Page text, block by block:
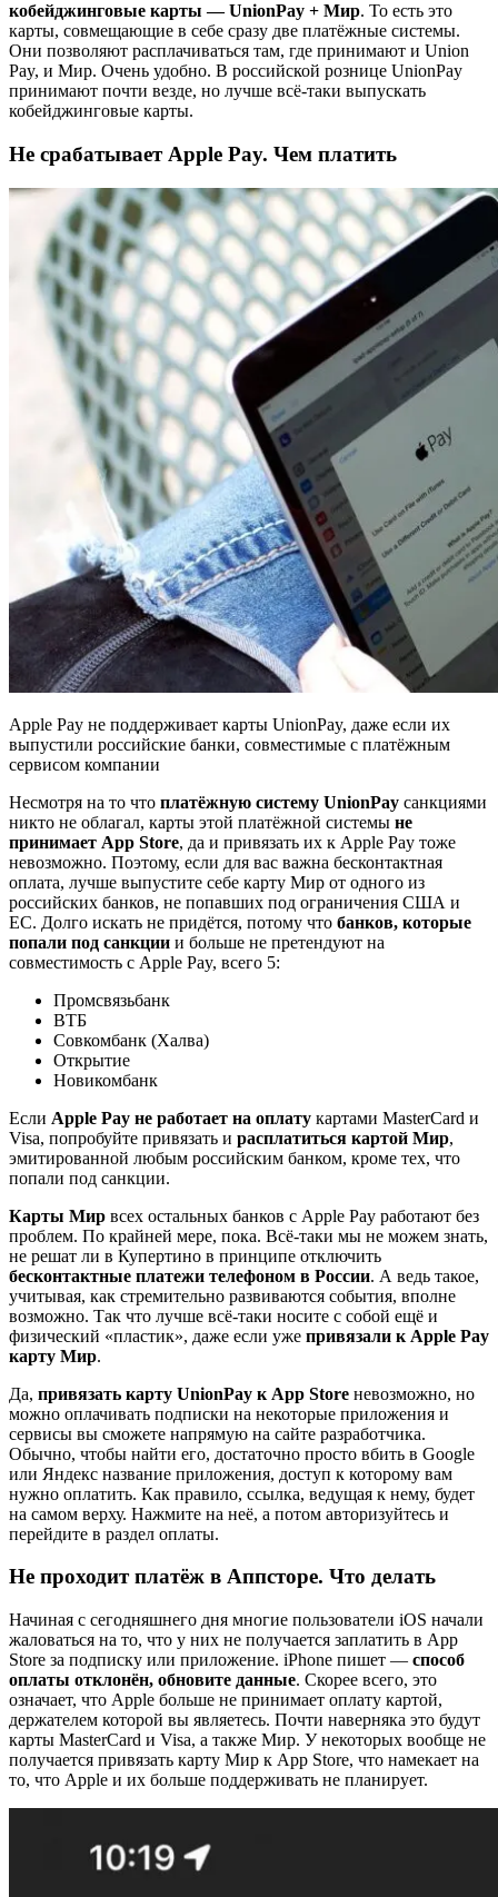
кобейджинговые карты — UnionPay + Мир. То есть это
карты, совмещающие в себе сразу две платёжные системы.
Они позволяют расплачиваться там, где принимают и Union
Pay, и Мир. Очень удобно. В российской рознице UnionPay
принимают почти везде, но лучше всё-таки выпускать
кобейджинговые карты.
Не срабатывает Apple Pay. Чем платить
Apple Pay не поддерживает карты UnionPay, даже если их
выпустили российские банки, совместимые с платёжным
сервисом компании
Несмотря на то что платёжную систему UnionPay санкциями
никто не облагал, карты этой платёжной системы не
принимает App Store, да и привязать их к Apple Pay тоже
невозможно. Поэтому, если для вас важна бесконтактная
оплата, лучше выпустите себе карту Мир от одного из
российских банков, не попавших под ограничения США и
ЕС. Долго искать не придётся, потому что банков, которые
попали под санкции и больше не претендуют на
совместимость с Apple Pay, всего 5:
Промсвязьбанк
ВТБ
Совкомбанк (Халва)
Открытие
Новикомбанк
Если Apple Pay не работает на оплату картами MasterCard и
Visa, попробуйте привязать и расплатиться картой Мир,
эмитированной любым российским банком, кроме тех, что
попали под санкции.
Карты Мир всех остальных банков с Apple Pay работают без
проблем. По крайней мере, пока. Всё-таки мы не можем знать,
не решат ли в Купертино в принципе отключить
бесконтактные платежи телефоном в России. А ведь такое,
учитывая, как стремительно развиваются события, вполне
возможно. Так что лучше всё-таки носите с собой ещё и
физический «пластик», даже если уже привязали к Apple Pay
карту Мир.
Да, привязать карту UnionPay к App Store невозможно, но
можно оплачивать подписки на некоторые приложения и
сервисы вы сможете напрямую на сайте разработчика.
Обычно, чтобы найти его, достаточно просто вбить в Google
или Яндекс название приложения, доступ к которому вам
нужно оплатить. Как правило, ссылка, ведущая к нему, будет
на самом верху. Нажмите на неё, а потом авторизуйтесь и
перейдите в раздел оплаты.
Не проходит платёж в Аппсторе. Что делать
Начиная с сегодняшнего дня многие пользователи iOS начали
жаловаться на то, что у них не получается заплатить в App
Store за подписку или приложение. iPhone пишет — способ
оплаты отклонён, обновите данные. Скорее всего, это
означает, что Apple больше не принимает оплату картой,
держателем которой вы являетесь. Почти наверняка это будут
карты MasterCard и Visa, а также Мир. У некоторых вообще не
получается привязать карту Мир к App Store, что намекает на
то, что Apple и их больше поддерживать не планирует.